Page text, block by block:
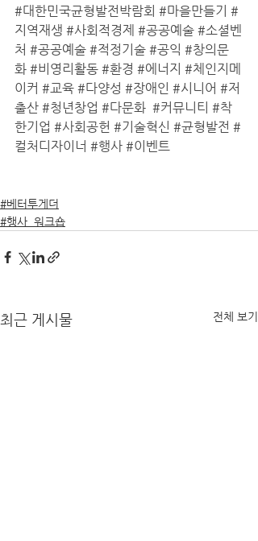
#대한민국균형발전박람회 #마을만들기 #
지역재생 #사회적경제 #공공예술 #소셜벤
처 #공공예술 #적정기술 #공익 #창의문
화 #비영리활동 #환경 #에너지 #체인지메
이커 #교육 #다양성 #장애인 #시니어 #저
출산 #청년창업 #다문화 #커뮤니티 #착
한기업 #사회공헌 #기술혁신 #균형발전 #
컬처디자이너 #행사 #이벤트
#베터투게더
#행사_워크숍
최근 게시물 전체 보기